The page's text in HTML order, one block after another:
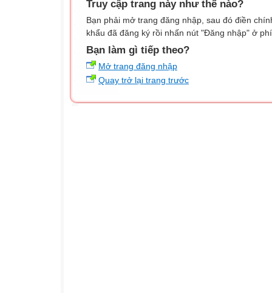
Truy cập trang này như thế nào?
Bạn phải mở trang đăng nhập, sau đó điền
khẩu đã đăng ký rồi nhấn nút "Đăng nhập" ở
Bạn làm gì tiếp theo?
Mở trang đăng nhập
Quay trở lại trang trước